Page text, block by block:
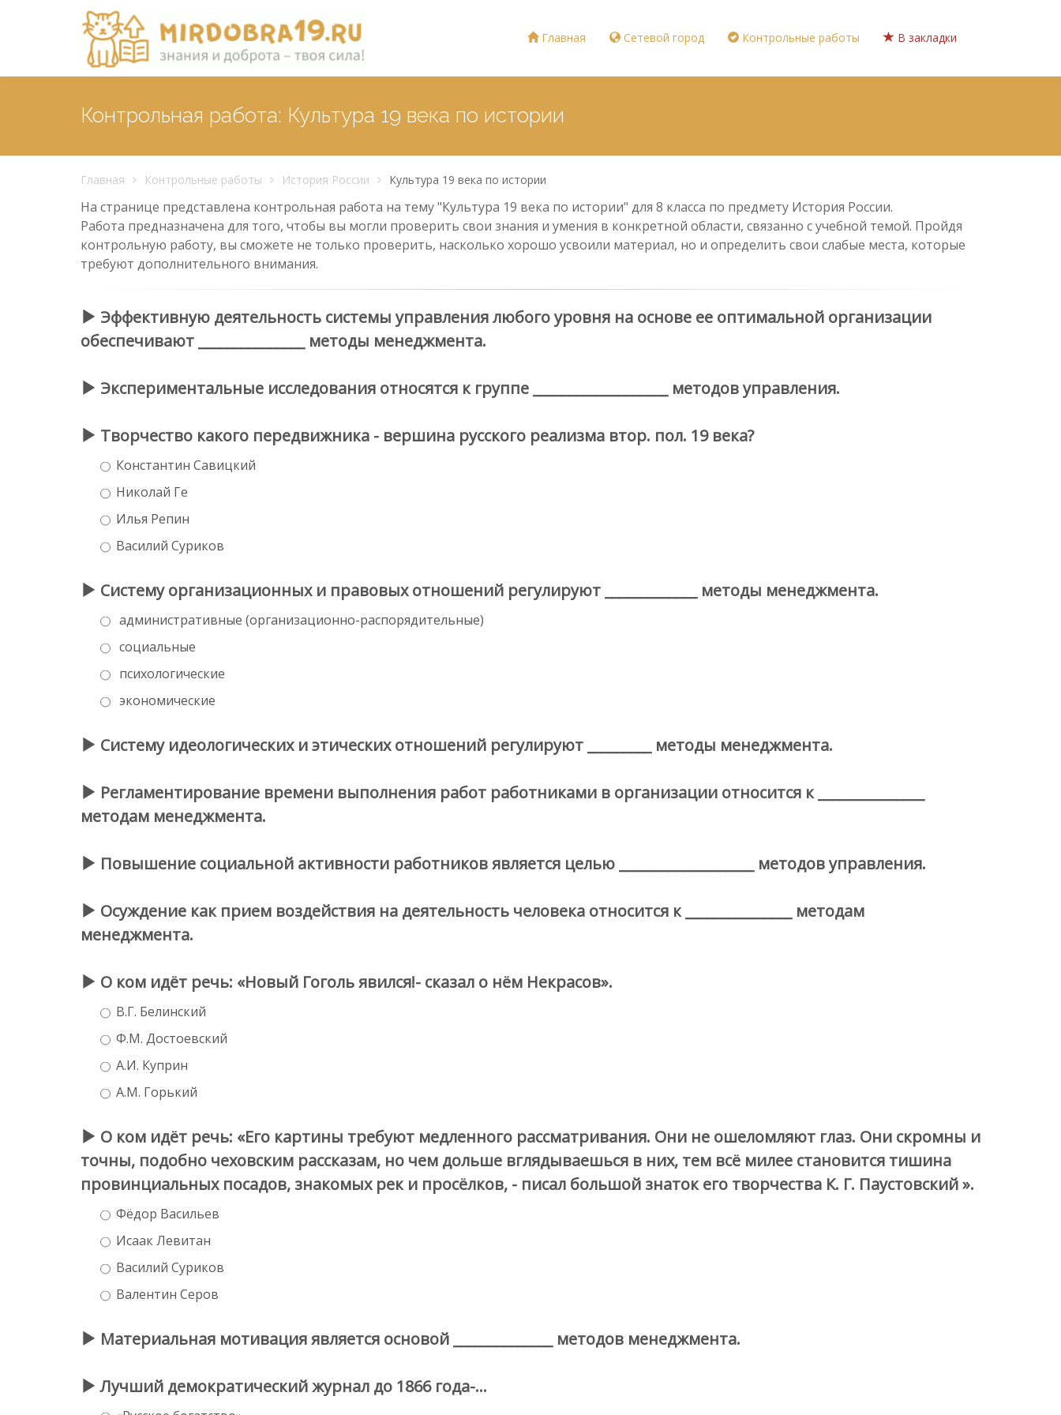
Главная Сетевой город Контрольные работы В закладки
Контрольная работа: Культура 19 века по истории
Главная Контрольные работы История России Культура 19 века по истории
На странице представлена контрольная работа на тему "Культура 19 века по истории" для 8 класса по предмету История России.
Работа предназначена для того, чтобы вы могли проверить свои знания и умения в конкретной области, связанно с учебной темой. Пройдя
контрольную работу, вы сможете не только проверить, насколько хорошо усвоили материал, но и определить свои слабые места, которые
требуют дополнительного внимания.
Эффективную деятельность системы управления любого уровня на основе ее оптимальной организации
обеспечивают _______________ методы менеджмента.
Экспериментальные исследования относятся к группе ___________________ методов управления.
Творчество какого передвижника - вершина русского реализма втор. пол. 19 века?
Константин Савицкий
Николай Ге
Илья Репин
Василий Суриков
Систему организационных и правовых отношений регулируют _____________ методы менеджмента.
административные (организационно-распорядительные)
социальные
психологические
экономические
Систему идеологических и этических отношений регулируют _________ методы менеджмента.
Регламентирование времени выполнения работ работниками в организации относится к _______________
методам менеджмента.
Повышение социальной активности работников является целью ___________________ методов управления.
Осуждение как прием воздействия на деятельность человека относится к _______________ методам
менеджмента.
О ком идёт речь: «Новый Гоголь явился!- сказал о нём Некрасов».
В.Г. Белинский
Ф.М. Достоевский
А.И. Куприн
А.М. Горький
О ком идёт речь: «Его картины требуют медленного рассматривания. Они не ошеломляют глаз. Они скромны и
точны, подобно чеховским рассказам, но чем дольше вглядываешься в них, тем всё милее становится тишина
провинциальных посадов, знакомых рек и просёлков, - писал большой знаток его творчества К. Г. Паустовский ».
Фёдор Васильев
Исаак Левитан
Василий Суриков
Валентин Серов
Материальная мотивация является основой ______________ методов менеджмента.
Лучший демократический журнал до 1866 года-…